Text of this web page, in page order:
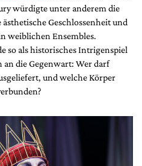
würdigte unter anderem die
Geschlossenheit und
weiblichen Ensembles.
so als historisches Intrigenspiel
an die Gegenwart: Wer darf
und welche Körper